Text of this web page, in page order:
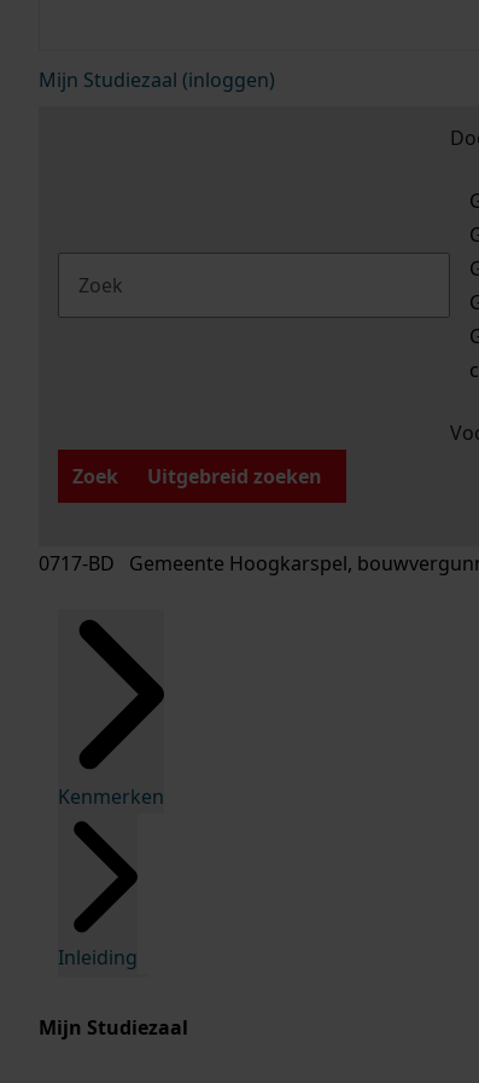
Mijn Studiezaal (inloggen)
Zoek
Uitgebreid zoeken
0717-BD Gemeente Hoogkarspel,
Kenmerken
Inleiding
Mijn Studiezaal